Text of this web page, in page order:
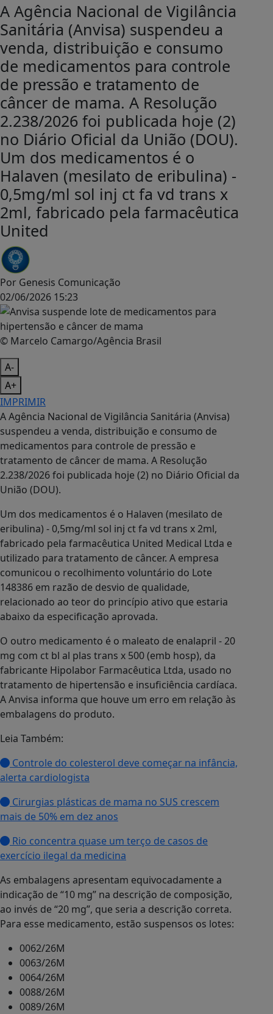
A Agência Nacional de Vigilância
Sanitária (Anvisa) suspendeu a
venda, distribuição e consumo
de medicamentos para controle
de pressão e tratamento de
câncer de mama. A Resolução
2.238/2026 foi publicada hoje (2)
no Diário Oficial da União (DOU).
Um dos medicamentos é o
Halaven (mesilato de eribulina) -
0,5mg/ml sol inj ct fa vd trans x
2ml, fabricado pela farmacêutica
United
Por Genesis Comunicação
02/06/2026 15:23
© Marcelo Camargo/Agência Brasil
A-
A+
IMPRIMIR
A Agência Nacional de Vigilância Sanitária (Anvisa)
suspendeu a venda, distribuição e consumo de
medicamentos para controle de pressão e
tratamento de câncer de mama. A Resolução
2.238/2026 foi publicada hoje (2) no Diário Oficial da
União (DOU).
Um dos medicamentos é o Halaven (mesilato de
eribulina) - 0,5mg/ml sol inj ct fa vd trans x 2ml,
fabricado pela farmacêutica United Medical Ltda e
utilizado para tratamento de câncer. A empresa
comunicou o recolhimento voluntário do Lote
148386 em razão de desvio de qualidade,
relacionado ao teor do princípio ativo que estaria
abaixo da especificação aprovada.
O outro medicamento é o maleato de enalapril - 20
mg com ct bl al plas trans x 500 (emb hosp), da
fabricante Hipolabor Farmacêutica Ltda, usado no
tratamento de hipertensão e insuficiência cardíaca.
A Anvisa informa que houve um erro em relação às
embalagens do produto.
Leia Também:
Controle do colesterol deve começar na infância,
alerta cardiologista
Cirurgias plásticas de mama no SUS crescem
mais de 50% em dez anos
Rio concentra quase um terço de casos de
exercício ilegal da medicina
As embalagens apresentam equivocadamente a
indicação de “10 mg” na descrição de composição,
ao invés de “20 mg”, que seria a descrição correta.
Para esse medicamento, estão suspensos os lotes:
0062/26M
0063/26M
0064/26M
0088/26M
0089/26M